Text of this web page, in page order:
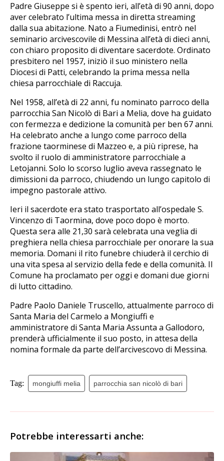
Padre Giuseppe si è spento ieri, all’età di 90 anni, dopo
aver celebrato l’ultima messa in diretta streaming
dalla sua abitazione. Nato a Fiumedinisi, entrò nel
seminario arcivescovile di Messina all’età di dieci anni,
con chiaro proposito di diventare sacerdote. Ordinato
presbitero nel 1957, iniziò il suo ministero nella
Diocesi di Patti, celebrando la prima messa nella
chiesa parrocchiale di Raccuja.
Nel 1958, all’età di 22 anni, fu nominato parroco della
parrocchia San Nicolò di Bari a Melia, dove ha guidato
con fermezza e dedizione la comunità per ben 67 anni.
Ha celebrato anche a lungo come parroco della
frazione taorminese di Mazzeo e, a più riprese, ha
svolto il ruolo di amministratore parrocchiale a
Letojanni. Solo lo scorso luglio aveva rassegnato le
dimissioni da parroco, chiudendo un lungo capitolo di
impegno pastorale attivo.
Ieri il sacerdote era stato trasportato all’ospedale S.
Vincenzo di Taormina, dove poco dopo è morto.
Questa sera alle 21,30 sarà celebrata una veglia di
preghiera nella chiesa parrocchiale per onorare la sua
memoria. Domani il rito funebre chiuderà il cerchio di
una vita spesa al servizio della fede e della comunità. Il
Comune ha proclamato per oggi e domani due giorni
di lutto cittadino.
Padre Paolo Daniele Truscello, attualmente parroco di
Santa Maria del Carmelo a Mongiuffi e
amministratore di Santa Maria Assunta a Gallodoro,
prenderà ufficialmente il suo posto, in attesa della
nomina formale da parte dell’arcivescovo di Messina.
Tag: mongiuffi melia parrocchia san nicolò di bari
Potrebbe interessarti anche: